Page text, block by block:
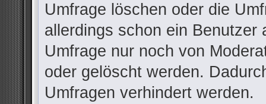
Umfrage löschen oder die
allerdings schon ein Benutzer
Umfrage nur noch von
oder gelöscht werden.
Umfragen verhindert werden.